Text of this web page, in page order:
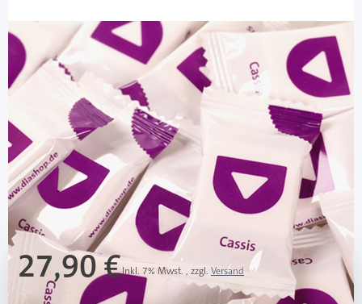
DIASHOP
DIASHOP Traubenzucker - Cassis-
Geschmack / 300 Stück
Diashop.de Kat.-Nr.112207
sofort verfügbar
Lieferzeit 1-3 Werktage
Mehr über das Produkt
27,90 €Inkl. 7% Mwst. , zzgl. Versand
15,50 € / 1 kg